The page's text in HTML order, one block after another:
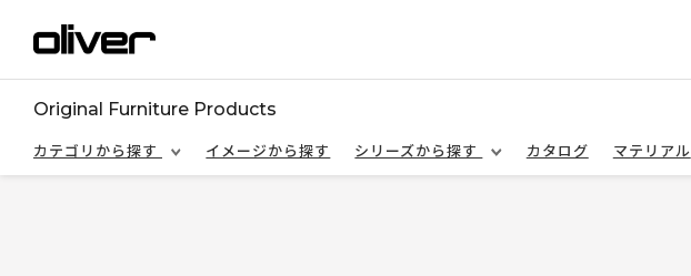
Original Furniture Products
カテゴリから探す
イメージから探す シリーズから探す カタログ マテリアル